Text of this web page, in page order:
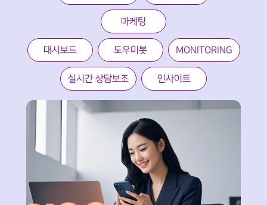
마케팅
대시보드 도우미봇 MONITORING
실시간 상담보조 인사이트